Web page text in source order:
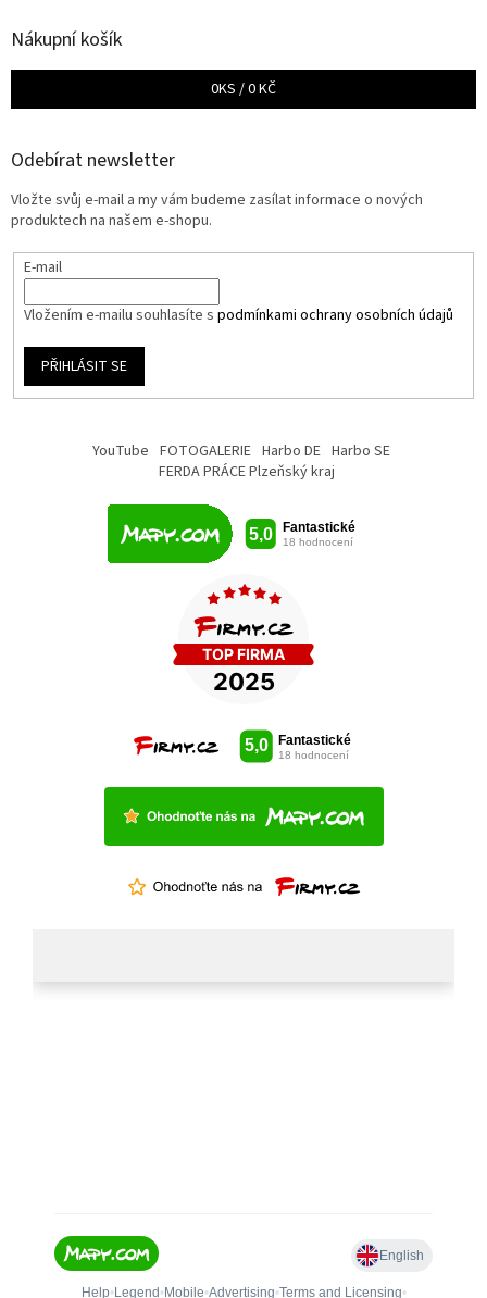
Nákupní košík
0KS /0 KČ
Odebírat newsletter
Vložte svůj e-mail a my vám budeme zasílat informace o nových
produktech na našem e-shopu.
E-mail
Vložením e-mailu souhlasíte s podmínkami ochrany osobních údajů
PŘIHLÁSIT SE
YouTube FOTOGALERIE Harbo DE Harbo SE
FERDA PRÁCE Plzeňský kraj